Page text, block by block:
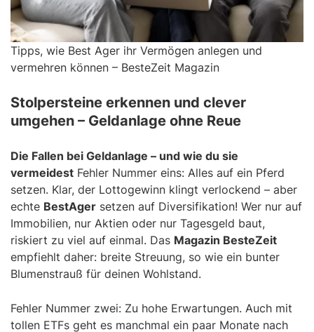
Tipps, wie Best Ager ihr Vermögen anlegen und
vermehren können – BesteZeit Magazin
Stolpersteine erkennen und clever
umgehen – Geldanlage ohne Reue
Die Fallen bei Geldanlage – und wie du sie
vermeidest Fehler Nummer eins: Alles auf ein Pferd
setzen. Klar, der Lottogewinn klingt verlockend – aber
echte BestAger setzen auf Diversifikation! Wer nur auf
Immobilien, nur Aktien oder nur Tagesgeld baut,
riskiert zu viel auf einmal. Das Magazin BesteZeit
empfiehlt daher: breite Streuung, so wie ein bunter
Blumenstrauß für deinen Wohlstand.
Fehler Nummer zwei: Zu hohe Erwartungen. Auch mit
tollen ETFs geht es manchmal ein paar Monate nach